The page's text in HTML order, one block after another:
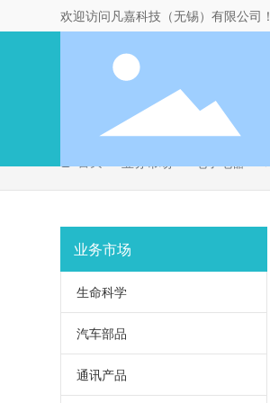
欢迎访问凡嘉科技（无锡）有限公司！
业务市场
生命科学
汽车部品
通讯产品